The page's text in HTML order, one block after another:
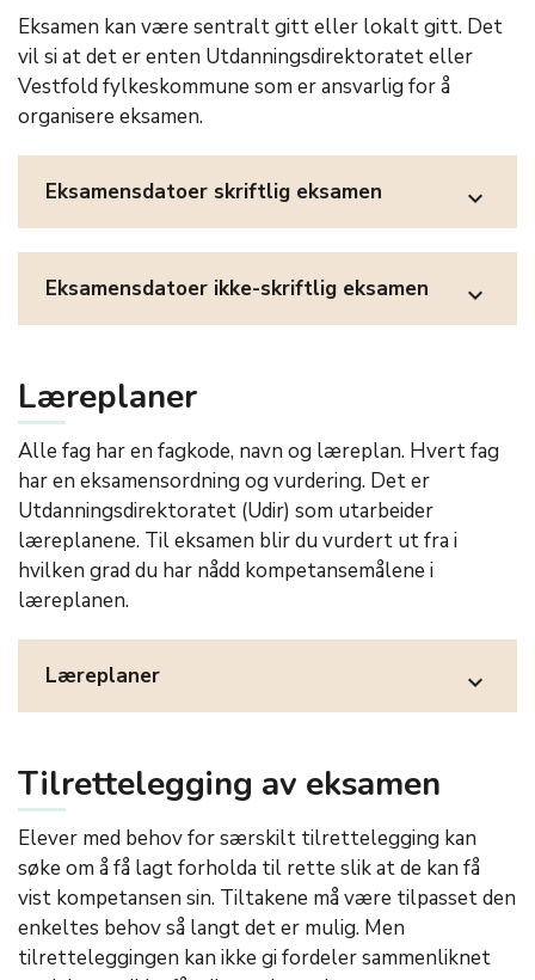
Eksamen kan være sentralt gitt eller lokalt gitt. Det
vil si at det er enten Utdanningsdirektoratet eller
Vestfold fylkeskommune som er ansvarlig for å
organisere eksamen.
Eksamensdatoer skriftlig eksamen expand_more
Eksamensdatoer ikke-skriftlig eksamen expand_more
Læreplaner
Alle fag har en fagkode, navn og læreplan. Hvert fag
har en eksamensordning og vurdering. Det er
Utdanningsdirektoratet (Udir) som utarbeider
læreplanene. Til eksamen blir du vurdert ut fra i
hvilken grad du har nådd kompetansemålene i
læreplanen.
Læreplaner expand_more
Tilrettelegging av eksamen
Elever med behov for særskilt tilrettelegging kan
søke om å få lagt forholda til rette slik at de kan få
vist kompetansen sin. Tiltakene må være tilpasset den
enkeltes behov så langt det er mulig. Men
tilretteleggingen kan ikke gi fordeler sammenliknet